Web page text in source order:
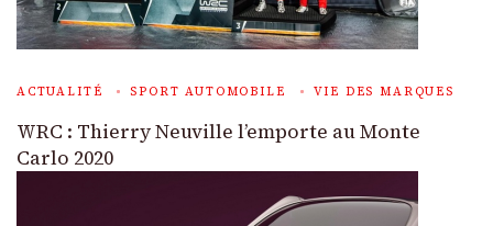
ACTUALITÉ SPORT AUTOMOBILE VIE DES MARQUES
WRC : Thierry Neuville l’emporte au Monte
Carlo 2020